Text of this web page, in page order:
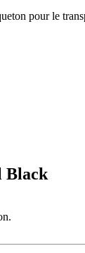
pour le
Black